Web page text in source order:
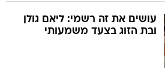
עושים את זה רשמי: ליאם גולן
ובת הזוג בצעד משמעותי